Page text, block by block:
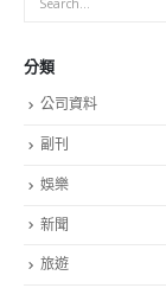
分類
公司資料
副刊
娛樂
新聞
旅遊